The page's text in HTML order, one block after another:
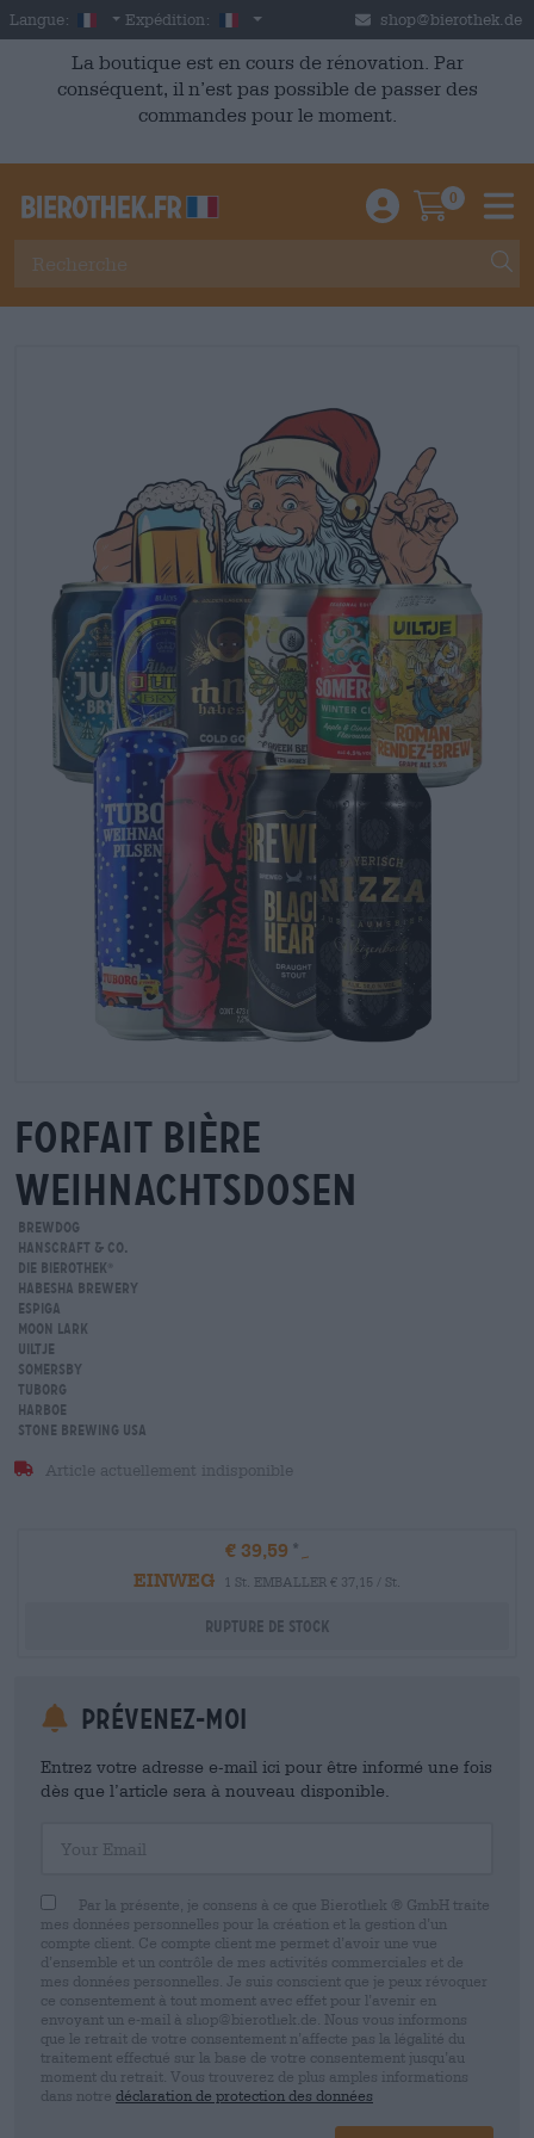
Skip to main content
Langue: French
Expédition: France shop@bierothek.de
La boutique est en cours de rénovation. Par
conséquent, il n’est pas possible de passer des
commandes pour le moment.
Einloggen /
0
Forfait bière
weihnachtsdosen
BrewDog
Hanscraft & Co.
Die Bierothek
Habesha Brewery
Espiga
Moon Lark
Uiltje
Somersby
Tuborg
Harboe
Stone Brewing USA
Article actuellement indisponible
€ 39,59
EINWEG
1 St. EMBALLER € 37,15 / St.
Rupture de stock
Prévenez-moi
Entrez votre adresse e-mail ici pour être informé une fois
dès que l’article sera à nouveau disponible.
Par la présente, je consens à ce que Bierothek ® GmbH traite
mes données personnelles pour la création et la gestion d’un
compte client. Ce compte client me permet d’avoir une vue
d’ensemble et un contrôle de mes activités commerciales et de
mes données personnelles. Je suis conscient que je peux révoquer
ce consentement à tout moment avec effet pour l’avenir en
envoyant un e-mail à shop@bierothek.de. Nous vous informons
que le retrait de votre consentement n’affecte pas la légalité du
traitement effectué sur la base de votre consentement jusqu’au
moment du retrait. Vous trouverez de plus amples informations
dans notre déclaration de protection des données